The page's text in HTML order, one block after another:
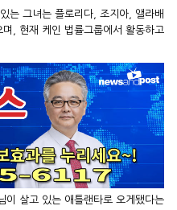
는 그녀는 플로리다, 조지아, 앨라배
, 현재 케인 법률그룹에서 활동하고
이 살고 있는 애틀랜타로 오게됐다는